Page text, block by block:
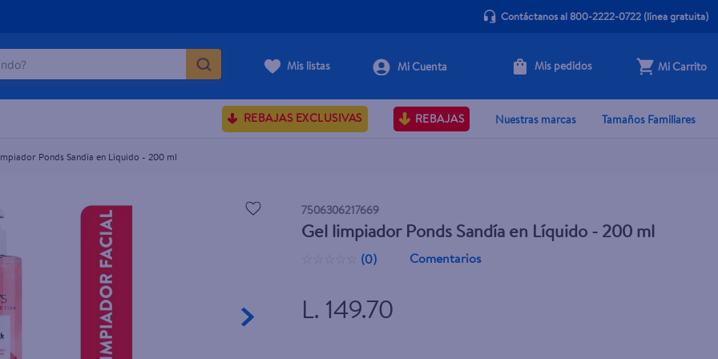
Contáctanos al 800-2222-0722(línea gratuita)
Mis listas Mis pedidos Mi Carrito
REBAJAS EXCLUSIVAS REBAJAS Nuestras marcas Tamaños Familiares
Ponds Sandía en Líquido - 200 ml
7506306217669
Gel limpiador Ponds Sandía en Líquido - 200 ml
(0) Comentarios
L. 149.70
+ Agregar
BUSCADOS